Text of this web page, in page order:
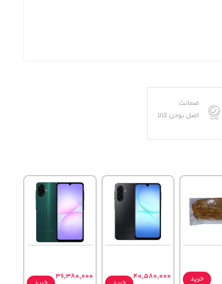
ضمانت
اصل بودن کالا
خرید
40,580,000
36,380,000